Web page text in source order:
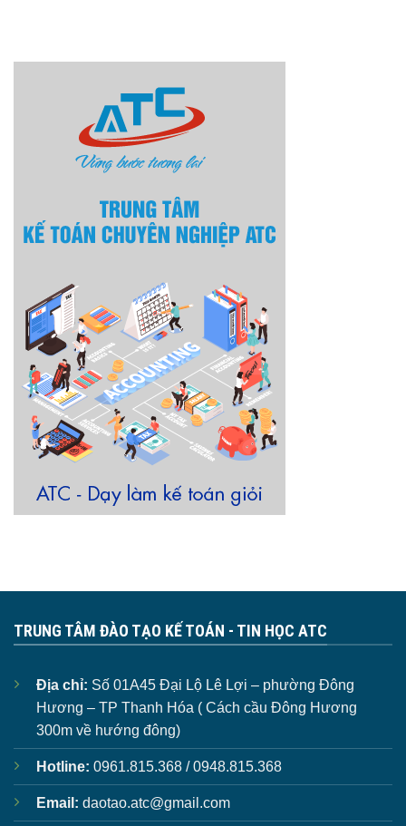
TRUNG TÂM ĐÀO TẠO KẾ TOÁN - TIN HỌC ATC
Địa chỉ: Số 01A45 Đại Lộ Lê Lợi – phường Đông
Hương – TP Thanh Hóa ( Cách cầu Đông Hương
300m về hướng đông)
Hotline: 0961.815.368 / 0948.815.368
Email: daotao.atc@gmail.com